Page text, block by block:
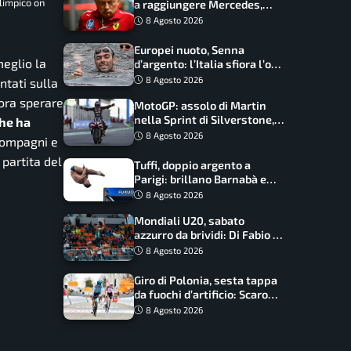
la
sulla
sperare
ha
e
partita del
a raggiungere Mercedes,
novità per la Macarena
8 Agosto 2026
Europei nuoto, Senna
d’argento: l’Italia sfiora l’oro
nella staffetta, Paltrinieri
8 Agosto 2026
MotoGP: assolo di Martin
nella Sprint di Silverstone,
trionfo totale Aprilia
8 Agosto 2026
Tuffi, doppio argento a
Parigi: brillano Barnabà e
Cosetti
8 Agosto 2026
Mondiali U20, sabato
azzurro da brividi: Di Fabio e
Inzoli sognano le medaglie,
8 Agosto 2026
Giro di Polonia, sesta tappa
da fuochi d’artificio: Scaroni
può attaccare la maglia di
8 Agosto 2026